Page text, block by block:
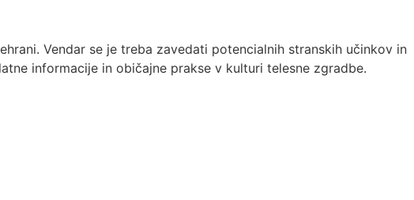
Vendar se je treba zavedati potencialnih stranskih učinkov in
informacije in običajne prakse v kulturi telesne zgradbe.